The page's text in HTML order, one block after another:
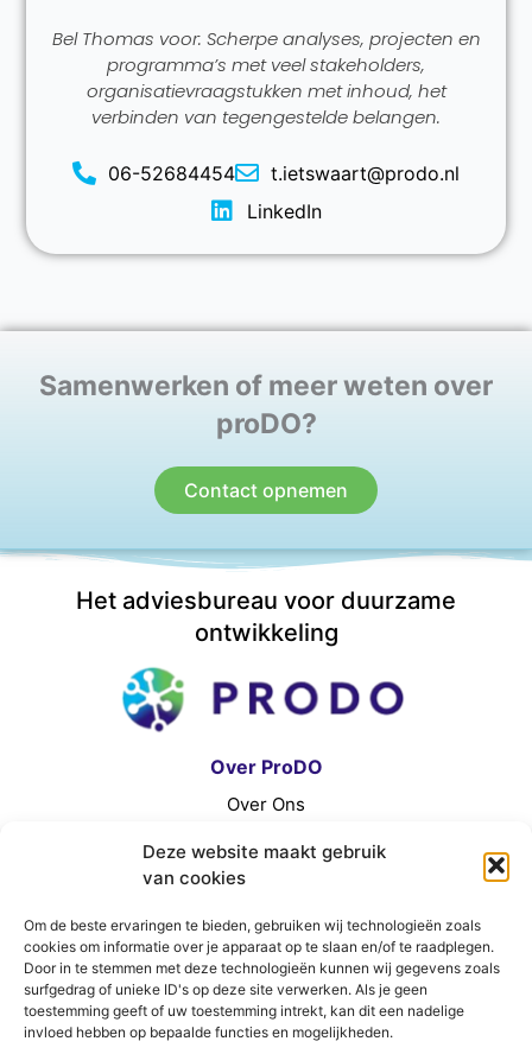
Deze website maakt gebruik
van cookies
Om de beste ervaringen te bieden, gebruiken wij technologieën zoals
cookies om informatie over je apparaat op te slaan en/of te raadplegen.
Door in te stemmen met deze technologieën kunnen wij gegevens zoals
surfgedrag of unieke ID's op deze site verwerken. Als je geen
toestemming geeft of uw toestemming intrekt, kan dit een nadelige
invloed hebben op bepaalde functies en mogelijkheden.
Bel Thomas voor: Scherpe analyses, projecten en
programma’s met veel stakeholders,
organisatievraagstukken met inhoud, het
verbinden van tegengestelde belangen.
06-52684454
t.ietswaart@prodo.nl
LinkedIn
Samenwerken of meer weten over
proDO?
Contact opnemen
Het adviesbureau voor duurzame
ontwikkeling
Over ProDO
Over Ons
Algemene Voorwaarden
E
n
v
e
l
L
i
n
k
e
Ons Adres
DE STEK
Euvelgunnerweg 25a